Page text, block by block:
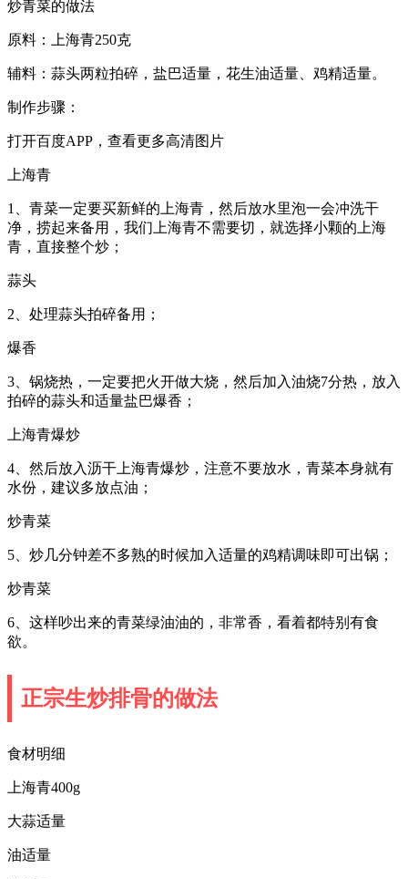
炒青菜的做法
原料：上海青250克
辅料：蒜头两粒拍碎，盐巴适量，花生油适量、鸡精适量。
制作步骤：
打开百度APP，查看更多高清图片
上海青
1、青菜一定要买新鲜的上海青，然后放水里泡一会冲洗干
净，捞起来备用，我们上海青不需要切，就选择小颗的上海
青，直接整个炒；
蒜头
2、处理蒜头拍碎备用；
爆香
3、锅烧热，一定要把火开做大烧，然后加入油烧7分热，放入
拍碎的蒜头和适量盐巴爆香；
上海青爆炒
4、然后放入沥干上海青爆炒，注意不要放水，青菜本身就有
水份，建议多放点油；
炒青菜
5、炒几分钟差不多熟的时候加入适量的鸡精调味即可出锅；
炒青菜
6、这样吵出来的青菜绿油油的，非常香，看着都特别有食
欲。
正宗生炒排骨的做法
食材明细
上海青400g
大蒜适量
油适量